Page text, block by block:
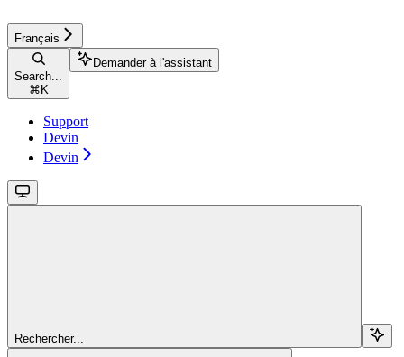
Français
Search...
⌘ K
Demander à l'assistant
Support
Devin
Devin
Rechercher...